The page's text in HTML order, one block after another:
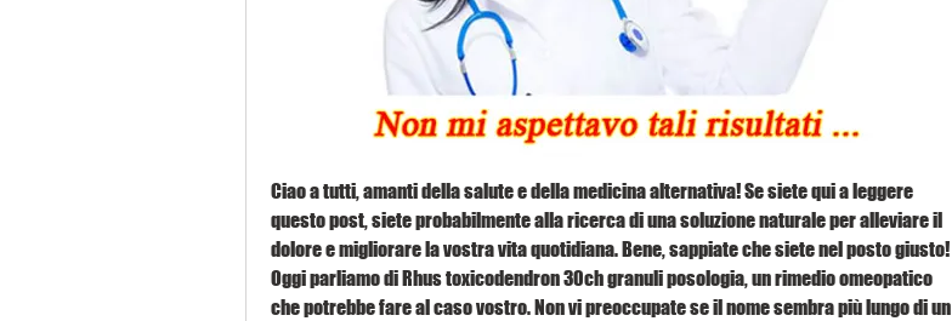
Ciao a tutti, amanti della salute e della medicina alternativa! Se siete qui a leggere
questo post, siete probabilmente alla ricerca di una soluzione naturale per alleviare il
dolore e migliorare la vostra vita quotidiana. Bene, sappiate che siete nel posto giusto!
Oggi parliamo di Rhus toxicodendron 30ch granuli posologia, un rimedio omeopatico
che potrebbe fare al caso vostro. Non vi preoccupate se il nome sembra più lungo di un